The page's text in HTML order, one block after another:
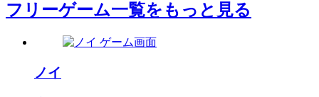
フリーゲーム一覧をもっと見る
ノイ